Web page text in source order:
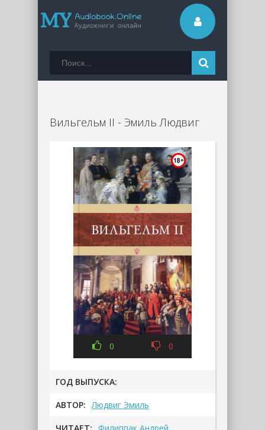
Вильгельм II - Эмиль Людвиг
0 0
ГОД ВЫПУСКА:
АВТОР: Людвиг Эмиль